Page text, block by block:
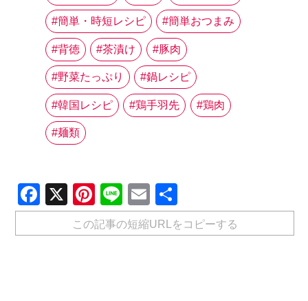
簡単・時短レシピ 簡単おつまみ
背徳 茶漬け 豚肉
野菜たっぷり 鍋レシピ
韓国レシピ 鶏手羽先 鶏肉
麺類
Facebook
X Pinterest
LineEmail
有
この記事の短縮URLをコピーする